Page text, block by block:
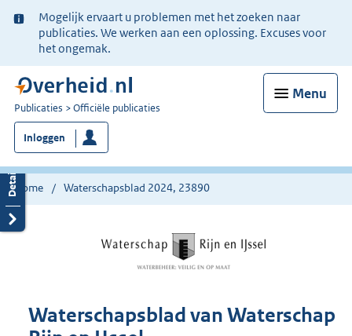
Ter
informatie:
Mogelijk ervaart u problemen met het zoeken naar
publicaties. We werken aan een oplossing. Excuses voor
het ongemak.
Menu
U
bent
nu
hier:
Publicaties Officiële publicaties
Inloggen
Home Waterschapsblad 2024, 23890
Waterschapsblad van Waterschap